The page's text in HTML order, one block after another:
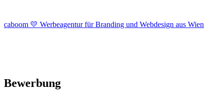
caboom 💛 Werbeagentur für Branding und Webdesign aus Wien
Bewerbung